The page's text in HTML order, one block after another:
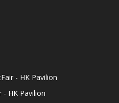
- HK Pavilion
- HK Pavilion